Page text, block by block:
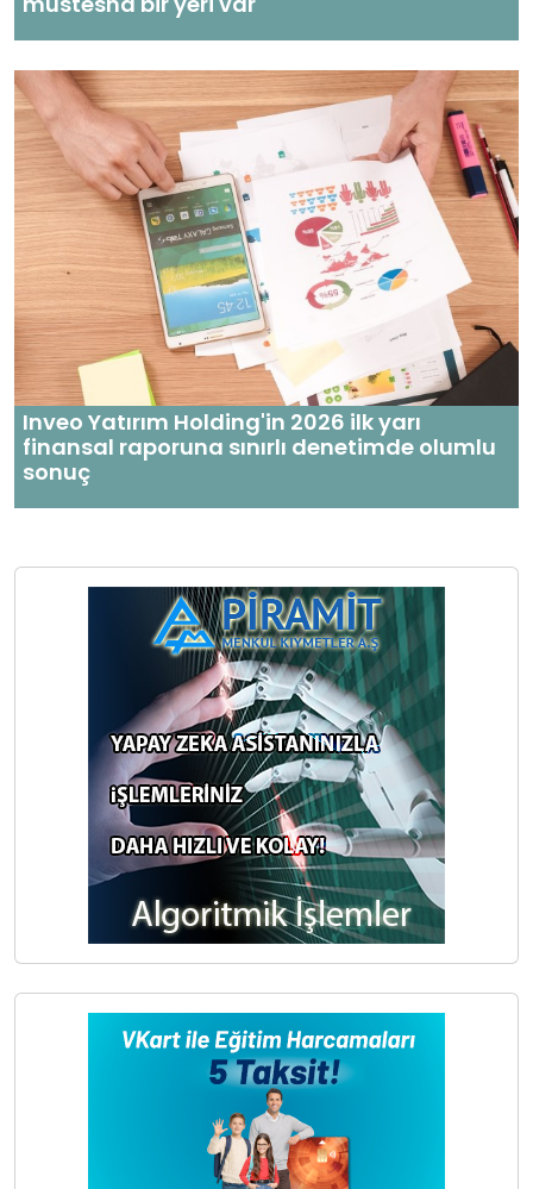
Inveo Yatırım Holding'in 2026 ilk yarı
finansal raporuna sınırlı denetimde olumlu
sonuç